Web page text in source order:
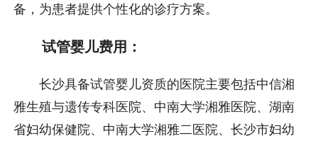
备，为患者提供个性化的诊疗方案。
试管婴儿费用：
长沙具备试管婴儿资质的医院主要包括中信湘
雅生殖与遗传专科医院、中南大学湘雅医院、湖南
省妇幼保健院、中南大学湘雅二医院、长沙市妇幼